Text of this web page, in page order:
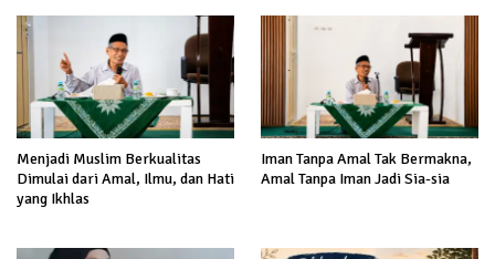
Menjadi Muslim Berkualitas
Dimulai dari Amal, Ilmu, dan Hati
yang Ikhlas
Iman Tanpa Amal Tak Bermakna,
Amal Tanpa Iman Jadi Sia-sia